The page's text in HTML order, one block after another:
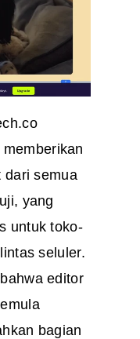
dari semua
yang
untuk toko-
seluler.
editor
bagian